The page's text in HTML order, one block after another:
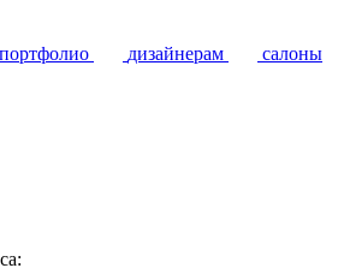
портфолио дизайнерам салоны